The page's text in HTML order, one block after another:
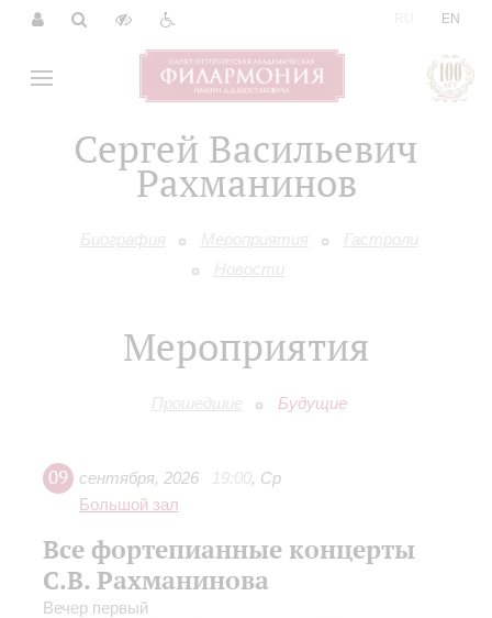
EN
Сергей Васильевич
Рахманинов
Биография Мероприятия
Гастроли
Новости
Мероприятия
Прошедшие Будущие
09 сентября, 2026 19:00, Ср
Большой зал
Все фортепианные концерты
С.В. Рахманинова
Вечер первый